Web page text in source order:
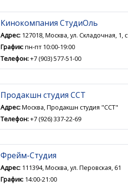
Кинокомпания СтудиОль
Адрес: 127018, Москва, ул. Складочная, 1,
График:пн-пт 10:00-19:00
Телефон:+7 (903) 577-51-00
Продакшн студия ССТ
Адрес:Москва, Продакшн студия "ССТ"
Телефон:+7 (926) 337-22-69
Фрейм-Студия
Адрес: 111394, Москва, ул. Перовская, 61
График: 14:00-21:00